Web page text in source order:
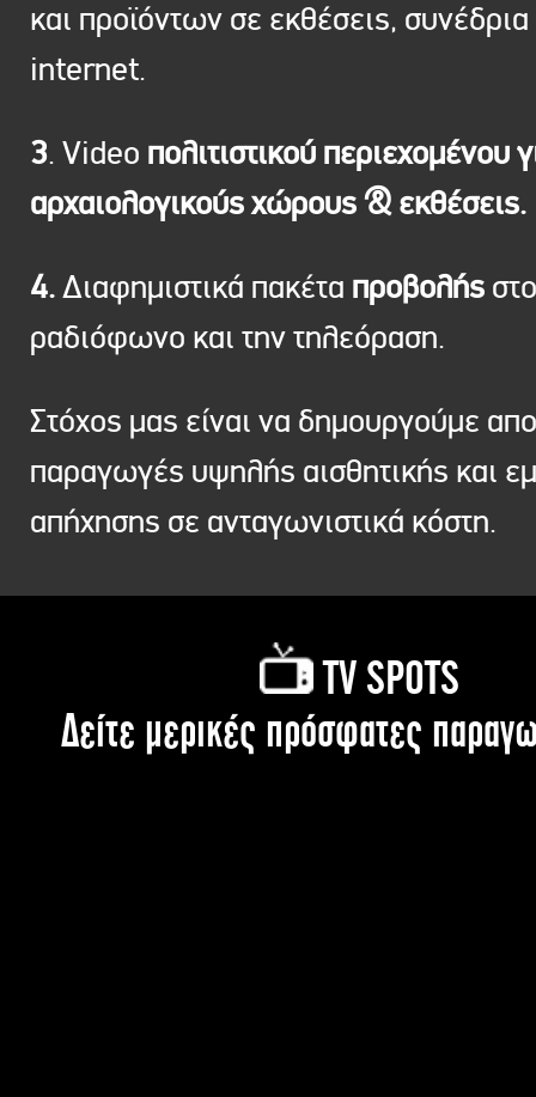
και προϊόντων σε εκθέσεις, συνέδρια
internet.
3. Video πολιτιστικού περιεχομένου
αρχαιολογικούς χώρους & εκθέσεις.
4.Διαφημιστικά πακέτα προβολής στο
ραδιόφωνο και την τηλεόραση.
Στόχος μας είναι να δημουργούμε
παραγωγές υψηλής αισθητικής και
απήχησης σε ανταγωνιστικά κόστη.
TV SPOTS
Δείτε μερικές πρόσφατες